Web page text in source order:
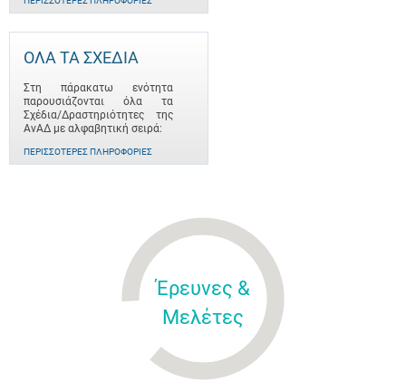
ΟΛΑ ΤΑ ΣΧΕΔΙΑ
Στη πάρακατω ενότητα
παρουσιάζονται όλα τα
Σχέδια/Δραστηριότητες της
ΑνΑΔ με αλφαβητική σειρά:
ΠΕΡΙΣΣΌΤΕΡΕΣ ΠΛΗΡΟΦΟΡΊΕΣ
Έρευνες &
Μελέτες